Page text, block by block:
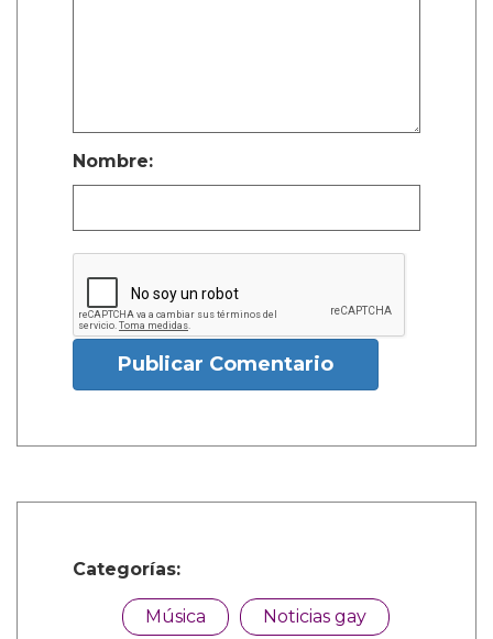
Nombre:
Publicar Comentario
Categorías:
Música Noticias gay